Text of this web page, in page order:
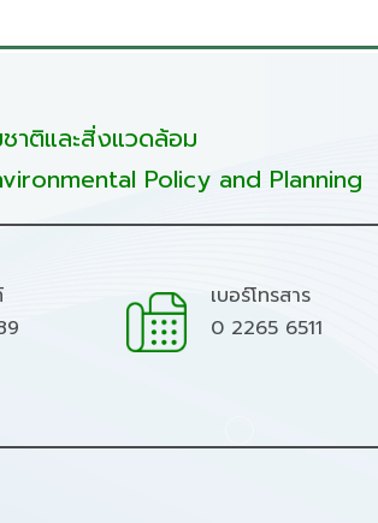
าติและสิ่งแวดล้อม
Policy and Planning
เบอร์โทรสาร
0 2265 6511